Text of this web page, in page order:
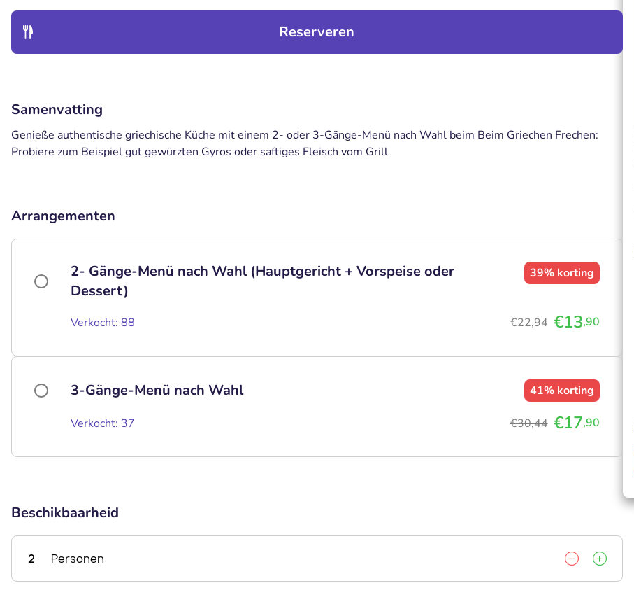
Reserveren
Samenvatting
Genieße authentische griechische Küche mit einem 2- oder 3-Gänge-Menü nach Wahl beim Beim Griechen Frechen:
Probiere zum Beispiel gut gewürzten Gyros oder saftiges Fleisch vom Grill
Arrangementen
2- Gänge-Menü nach Wahl (Hauptgericht + Vorspeise oder
Dessert)
39% korting
Verkocht: 88 €22,94 €13,90
3-Gänge-Menü nach Wahl 41% korting
Verkocht: 37 €30,44 €17,90
Beschikbaarheid
2 Personen